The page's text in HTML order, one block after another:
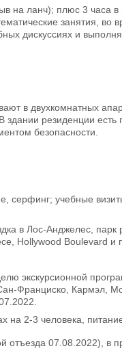
на ланч); плюс 3 часа
занятия, во
дискуссиях и
в двухкомнатных
резиденции есть
безопасности.
серфинг; учебные
в Лос-Анджелес, парк
Hollywood Boulevard и
экскурсионной
Франциско, Кармэл,
на 2-3 человека,
отъезда 07.08.2022), в